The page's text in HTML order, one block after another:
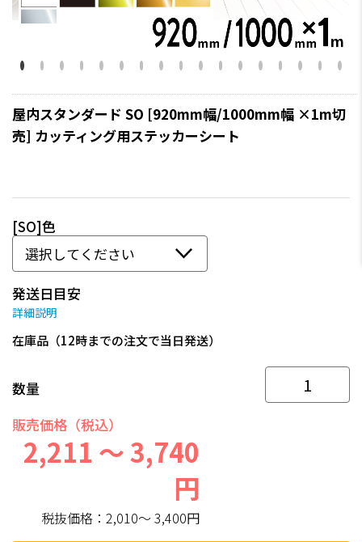
屋内スタンダード SO [920mm幅/1000mm幅 ×1m切
売] カッティング用ステッカーシート
[SO]色
発送日目安
詳細説明
在庫品（12時までの注文で当日発送）
数量
販売価格（税込）
2,211 ～ 3,740
円
税抜価格：2,010～ 3,400円